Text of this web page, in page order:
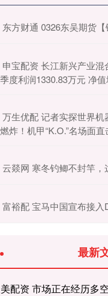
东方财通 0326东吴期货【
申宝配资 长江新兴产业
度利润1330.83万元 净
万生优配 记者实探世界
炸！机甲“K.O.”名场面
云燚网 寒冬钓鲫不封竿
富裕配 宝马中国宣布接入
最新
配资 市场正在经历多